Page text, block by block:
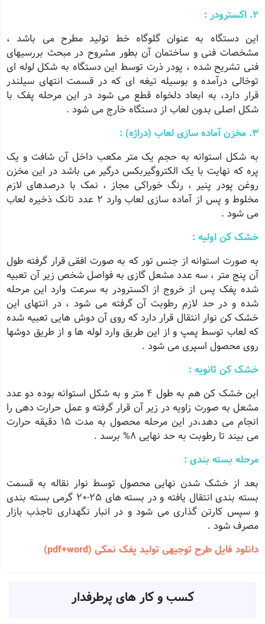
۲. اکسترودر :
این دستگاه به عنوان گلوگاه خط تولید مطرح می باشد ،
مشخصات فنی و ساختمان آن بطور مشروح در مبحث بررسیهای
فنی تشریح شده ، پودر ذرت توسط این دستگاه به شکل لوله ای
توخالی درآمده و بوسیله تیغه ای که در قسمت انتهای سیلندر
قرار دارد، به ابعاد دلخواه قطع می شود در این مرحله پفک با
شکل اصلی بدون لعاب از دستگاه خارج می شود .
۳. مخزن آماده سازی لعاب (دراژه) :
به شکل استوانه به حجم یک متر مکعب داخل آن شافت و یک
پره که نهایت با یک الکتروگیربکس درگیر می باشد در این مخزن
روغن پودر پنیر ، رنگ خوراکی مجاز ، نمک با درصدهای لازم
مخلوط و پس از آماده سازی لعاب وارد ۲ عدد تانک ذخیره لعاب
می شود .
خشک کن اولیه :
به صورت استوانه از جنس تور که به صورت افقی قرار گرفته طول
آن پنج متر ، سه عدد مشعل گازی به فواصل شخص زیر آن تعبیه
شده پفک پس از خروج از اکسترودر به سرعت وارد این مرحله
شده و در حد لازم رطوبت آن گرفته می شود ، در انتهای این
خشک کن نوار انتقال قرار دارد که روی آن دوش هایی تعبیه شده
که لعاب توسط پمپ و از این طریق وارد لوله ها و از طریق دوشها
روی محصول اسپری می شود .
خشک کن ثانویه :
این خشک کن هم به طول ۴ متر و به شکل استوانه بوده دو عدد
مشعل به صورت زاویه در زیر آن قرار گرفته و عمل حرارت دهی را
انجام می دهد،در این مرحله محصول به مدت ۱۵ دقیقه حرارت
می بیند تا رطوبت به حد نهایی ۸% برسد .
مرحله بسته بندی :
بعد از خشک شدن نهایی محصول توسط نوار نقاله به قسمت
بسته بندی انتقال یافته و در بسته های ۲۵-۲۰ گرمی بسته بندی
و سپس کارتن گذاری می شود و در انبار نگهداری تاجذب بازار
مصرف شود .
دانلود فایل طرح توجیهی تولید پفک نمکی (pdf+word)
کسب و کار های پرطرفدار